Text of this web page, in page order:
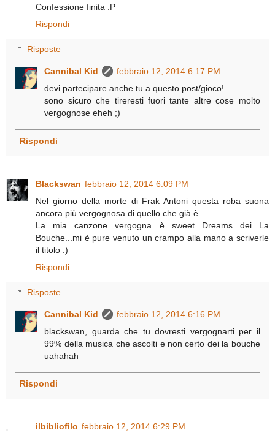
Confessione finita :P
Rispondi
Risposte
Cannibal Kid
febbraio 12, 2014 6:17 PM
devi partecipare anche tu a questo post/gioco!
sono sicuro che tireresti fuori tante altre cose molto
vergognose eheh ;)
Rispondi
Blackswan febbraio 12, 2014 6:09 PM
Nel giorno della morte di Frak Antoni questa roba suona
ancora più vergognosa di quello che già è.
La mia canzone vergogna è sweet Dreams dei La
Bouche...mi è pure venuto un crampo alla mano a scriverle
il titolo :)
Rispondi
Risposte
Cannibal Kid
febbraio 12, 2014 6:16 PM
blackswan, guarda che tu dovresti vergognarti per il
99% della musica che ascolti e non certo dei la bouche
uahahah
Rispondi
ilbibliofilo febbraio 12, 2014 6:29 PM